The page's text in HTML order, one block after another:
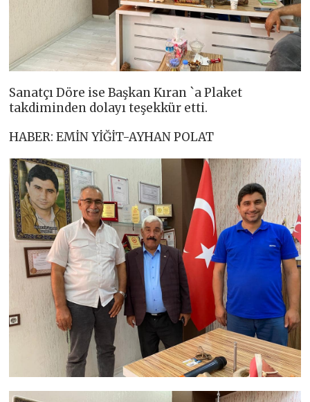
Sanatçı Döre ise Başkan Kıran `a Plaket
takdiminden dolayı teşekkür etti.
HABER: EMİN YİĞİT-AYHAN POLAT